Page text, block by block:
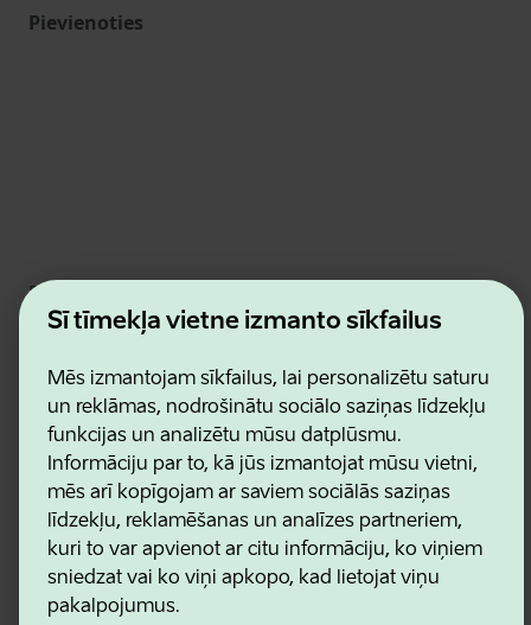
Šī tīmekļa vietne izmanto sīkfailus
Mēs izmantojam sīkfailus, lai personalizētu saturu
un reklāmas, nodrošinātu sociālo saziņas līdzekļu
funkcijas un analizētu mūsu datplūsmu.
Informāciju par to, kā jūs izmantojat mūsu vietni,
mēs arī kopīgojam ar saviem sociālās saziņas
līdzekļu, reklamēšanas un analīzes partneriem,
kuri to var apvienot ar citu informāciju, ko viņiem
sniedzat vai ko viņi apkopo, kad lietojat viņu
pakalpojumus.
Pievienoties
Estonian Business and Innovation Agency
Kontakti
Sadarbības partneri
Lietošanas noteikumi
Sīkdatņu un konfidencialitātes politika